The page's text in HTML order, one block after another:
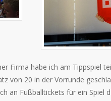
Firma habe ich am Tippspiel
von 20 in der Vorrunde
an Fußballtickets für ein Spiel